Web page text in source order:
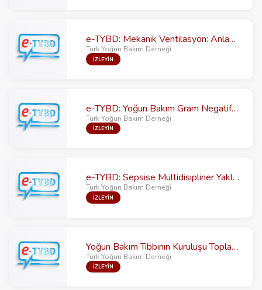
e-TYBD: Mekanik Ventilasyon: Anlayışımızdaki Değişim
Türk Yoğun Bakım Derneği
İZLEYİN
e-TYBD: Yoğun Bakım Gram Negatif Enfeksiyonlarına Çok Boyutlu Eleştirel Bakış
Türk Yoğun Bakım Derneği
İZLEYİN
e-TYBD: Sepsise Multidisipliner Yaklaşım
Türk Yoğun Bakım Derneği
İZLEYİN
Yoğun Bakım Tıbbının Kuruluşu Toplantısı
Türk Yoğun Bakım Derneği
İZLEYİN